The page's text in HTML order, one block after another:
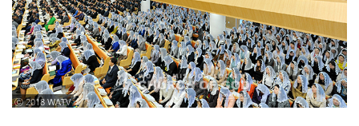
ⓒ 2018 WATV